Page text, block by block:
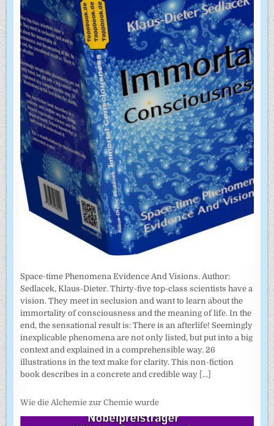
Space-time Phenomena Evidence And Visions. Author:
Sedlacek, Klaus-Dieter. Thirty-five top-class scientists have a
vision. They meet in seclusion and want to learn about the
immortality of consciousness and the meaning of life. In the
end, the sensational result is: There is an afterlife! Seemingly
inexplicable phenomena are not only listed, but put into a big
context and explained in a comprehensible way. 26
illustrations in the text make for clarity. This non-fiction
book describes in a concrete and credible way [...]
Wie die Alchemie zur Chemie wurde